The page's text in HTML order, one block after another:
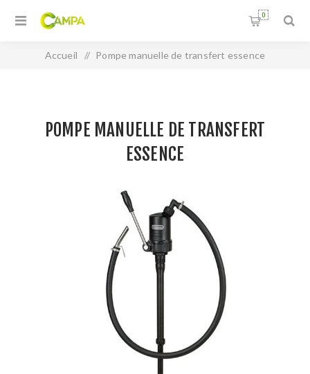
0
Accueil / Pompe manuelle de transfert essence
POMPE MANUELLE DE TRANSFERT
ESSENCE